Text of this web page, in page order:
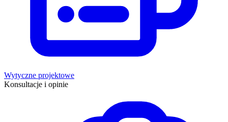
Wytyczne projektowe
Konsultacje i opinie